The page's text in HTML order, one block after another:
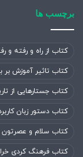
برچسب ها
کتاب از راه و رفته و
کتاب تاثیر آموزش بر
کتاب جستارهایی از
کتاب دستور زبان
کتاب سلام و عصرتون
کتاب فرهنگ کردی